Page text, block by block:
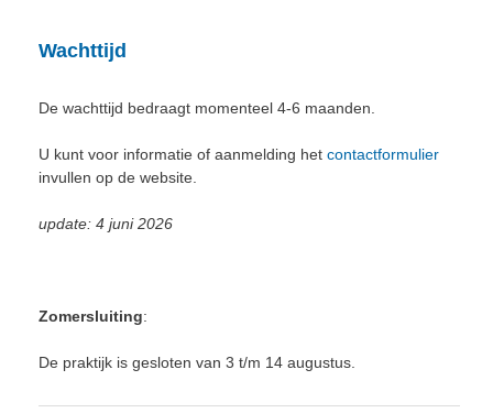
Wachttijd
De wachttijd bedraagt momenteel 4-6 maanden.
U kunt voor informatie of aanmelding het contactformulier
invullen op de website.
update: 4 juni 2026
Zomersluiting:
De praktijk is gesloten van 3 t/m 14 augustus.